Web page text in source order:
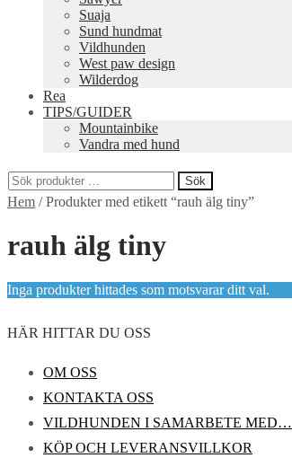
Suaja
Sund hundmat
Vildhunden
West paw design
Wilderdog
Rea
TIPS/GUIDER
Mountainbike
Vandra med hund
Sök
efter:
Sök
Hem /Produkter med etikett “rauh älg tiny”
rauh älg tiny
Inga produkter hittades som motsvarar ditt val.
HÄR HITTAR DU OSS
OM OSS
KONTAKTA OSS
VILDHUNDEN I SAMARBETE MED…
KÖP OCH LEVERANSVILLKOR